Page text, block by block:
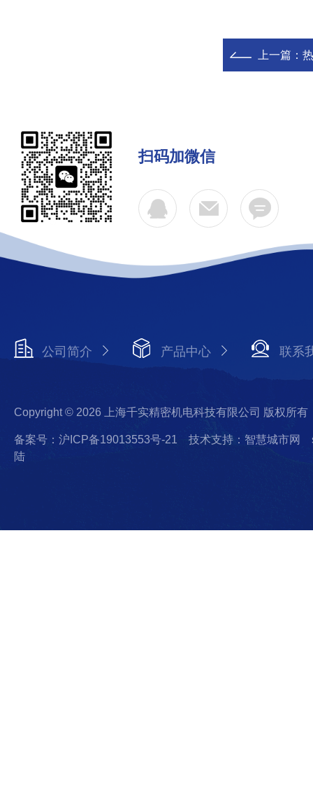
上一篇：
扫码加微信
公司简介 产品中心 联系
Copyright © 2026 上海千实精密机电科技有限公司 版权所有
备案号：沪ICP备19013553号-21 技术支持：智慧城市网
陆